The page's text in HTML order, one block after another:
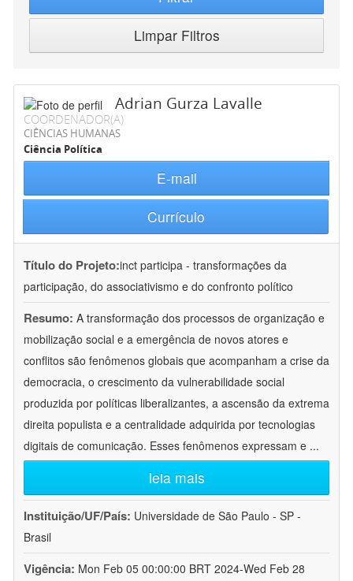
Limpar Filtros
Adrian Gurza Lavalle
COORDENADOR(A)
CIÊNCIAS HUMANAS
Ciência Política
E-mail
Currículo
Título do Projeto:inct participa - transformações da
participação, do associativismo e do confronto político
Resumo: A transformação dos processos de organização e
mobilização social e a emergência de novos atores e
conflitos são fenômenos globais que acompanham a crise da
democracia, o crescimento da vulnerabilidade social
produzida por políticas liberalizantes, a ascensão da extrema
direita populista e a centralidade adquirida por tecnologias
digitais de comunicação. Esses fenômenos expressam e ...
leia mais
Instituição/UF/País: Universidade de São Paulo - SP -
Brasil
Vigência: Mon Feb 05 00:00:00 BRT 2024-Wed Feb 28